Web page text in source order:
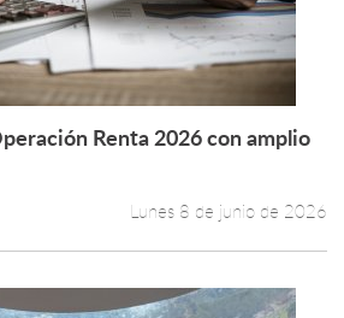
Leer más +
Renta 2026 con amplio
Lunes 8 de junio de 2026